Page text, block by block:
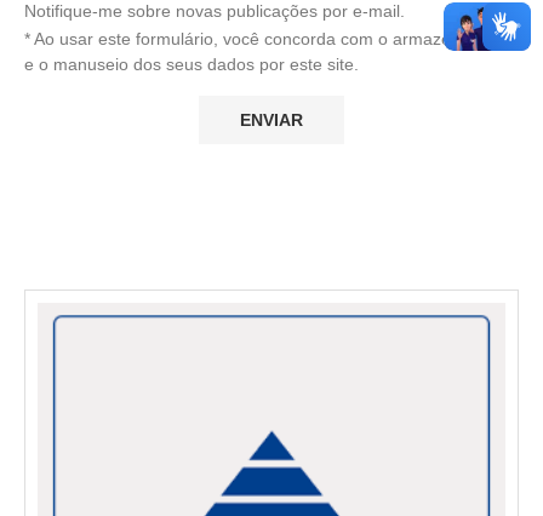
Notifique-me sobre novas publicações por e-mail.
* Ao usar este formulário, você concorda com o armazenamento
e o manuseio dos seus dados por este site.